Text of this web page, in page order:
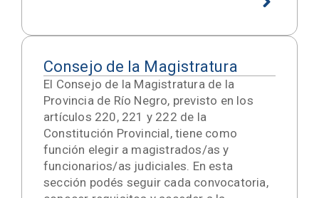
Consejo de la Magistratura
El Consejo de la Magistratura de la
Provincia de Río Negro, previsto en los
artículos 220, 221 y 222 de la
Constitución Provincial, tiene como
función elegir a magistrados/as y
funcionarios/as judiciales. En esta
sección podés seguir cada convocatoria,